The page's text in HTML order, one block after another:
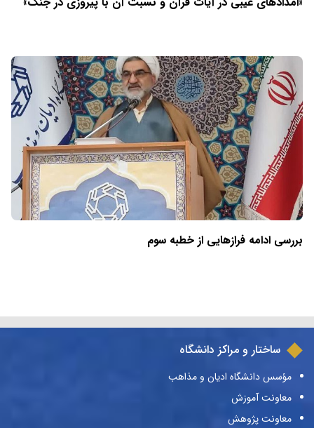
بررسی ادامه فرازهایی از خطبه سوم
ساختار و مراکز دانشگاه
مؤسس دانشگاه ادیان و مذاهب
معاونت آموزش
معاونت پژوهش